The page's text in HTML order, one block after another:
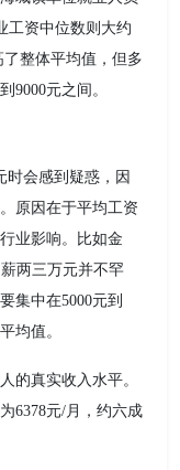
工资中位数则大约
整体平均值，但多
9000元之间。
时会感到疑惑，因
原因在于平均工资
业影响。比如金
两三万元并不罕
集中在5000元到
均值。
的真实收入水平。
6378元/月，约六成